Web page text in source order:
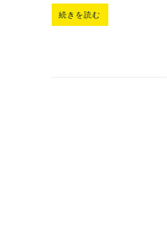
続きを読む